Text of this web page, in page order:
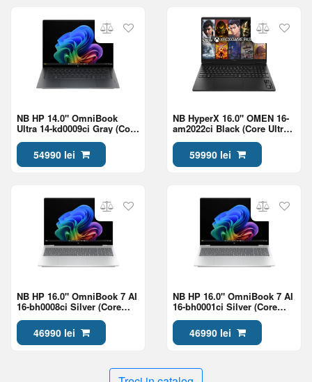
NB HP 14.0" OmniBook
Ultra 14-kd0009ci Gray (Core
Ultra 7 356H 32Gb 1Tb Win
11) 54990 lei
NB HyperX 16.0" OMEN 16-
am2022ci Black (Core Ultra
7 270HX Plus 24Gb 1Tb
5060 8Gb)
59990 lei
NB HP 16.0" OmniBook 7 AI
16-bh0008ci Silver (Core
Ultra 7 356H 24Gb 1Tb Win
11) 46990 lei
NB HP 16.0" OmniBook 7 AI
16-bh0001ci Silver (Core
Ultra 7 356H 24Gb 1Tb Win
11) 46990 lei